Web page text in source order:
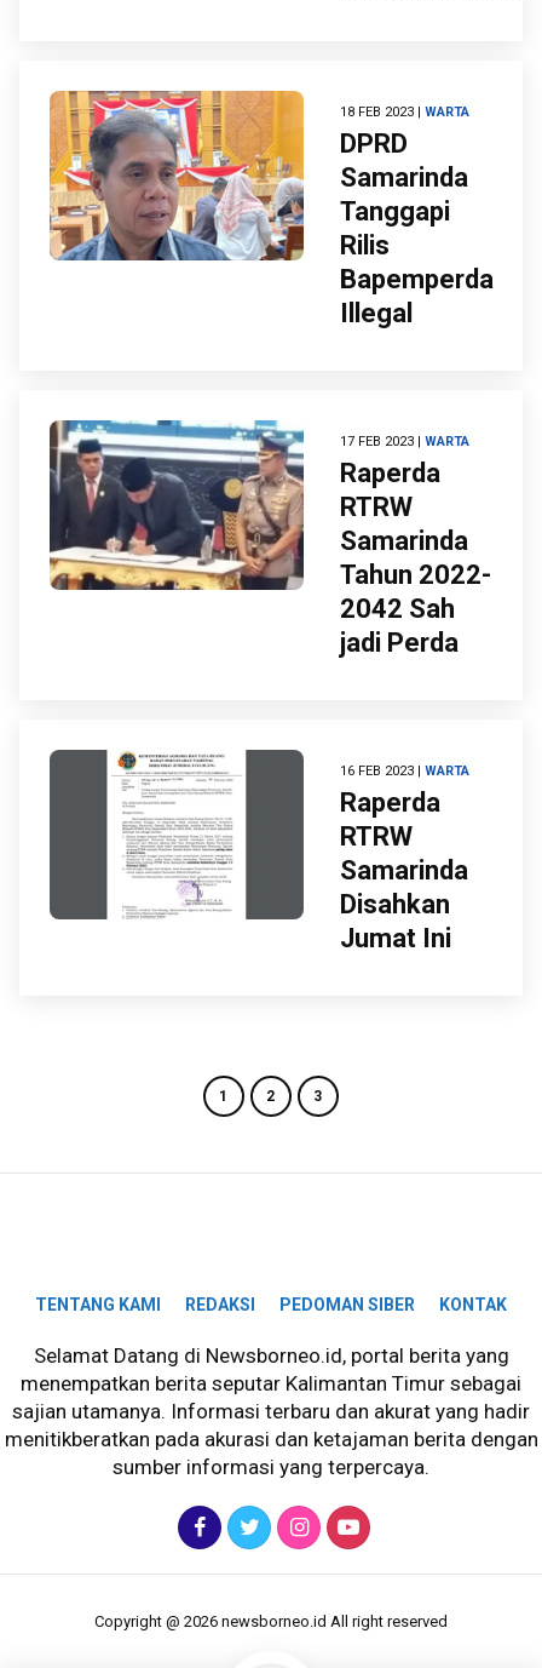
18 FEB 2023 | WARTA
DPRD
Samarinda
Tanggapi
Rilis
Bapemperda
Illegal
17 FEB 2023 | WARTA
Raperda
RTRW
Samarinda
Tahun 2022-
2042 Sah
jadi Perda
16 FEB 2023 | WARTA
Raperda
RTRW
Samarinda
Disahkan
Jumat Ini
1 2 3
TENTANG KAMI REDAKSI PEDOMAN SIBER KONTAK
Selamat Datang di Newsborneo.id, portal berita yang
menempatkan berita seputar Kalimantan Timur sebagai
sajian utamanya. Informasi terbaru dan akurat yang hadir
menitikberatkan pada akurasi dan ketajaman berita dengan
sumber informasi yang terpercaya.
Copyright @ 2026 newsborneo.id All right reserved